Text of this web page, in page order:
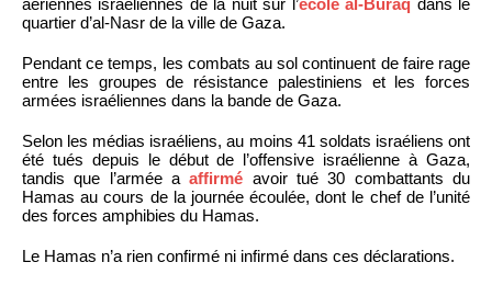
quartier d’al-Nasr de la ville de Gaza.
Pendant ce temps, les combats au sol continuent de faire rage
entre les groupes de résistance palestiniens et les forces
armées israéliennes dans la bande de Gaza.
Selon les médias israéliens, au moins 41 soldats israéliens ont
été tués depuis le début de l’offensive israélienne à Gaza,
tandis que l’armée aaffirmé avoir tué 30 combattants du
Hamas au cours de la journée écoulée, dont le chef de l’unité
des forces amphibies du Hamas.
Le Hamas n’a rien confirmé ni infirmé dans ces déclarations.